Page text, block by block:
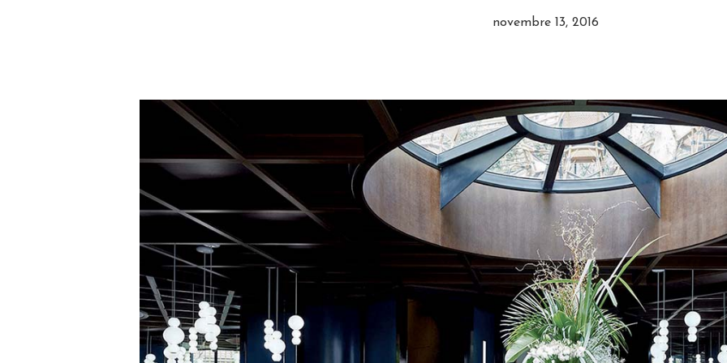
novembre 13, 2016